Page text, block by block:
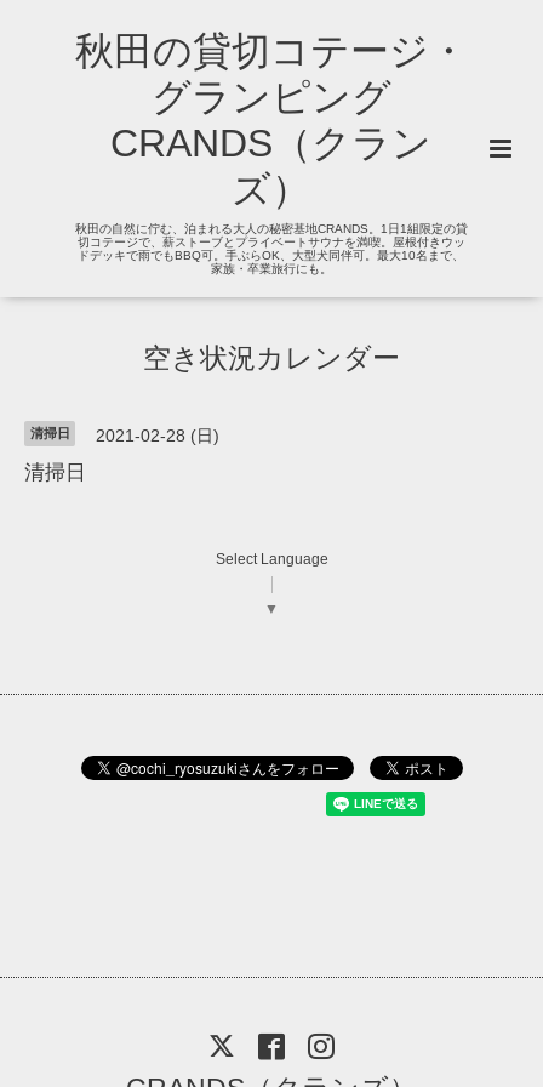
秋田の貸切コテージ・
グランピング
CRANDS（クラン
ズ）
秋田の自然に佇む、泊まれる大人の秘密基地CRANDS。1日1組限定の貸
切コテージで、薪ストーブとプライベートサウナを満喫。屋根付きウッ
ドデッキで雨でもBBQ可。手ぶらOK、大型犬同伴可。最大10名まで、
家族・卒業旅行にも。
空き状況カレンダー
清掃日 2021-02-28 (日)
清掃日
Select Language
▼